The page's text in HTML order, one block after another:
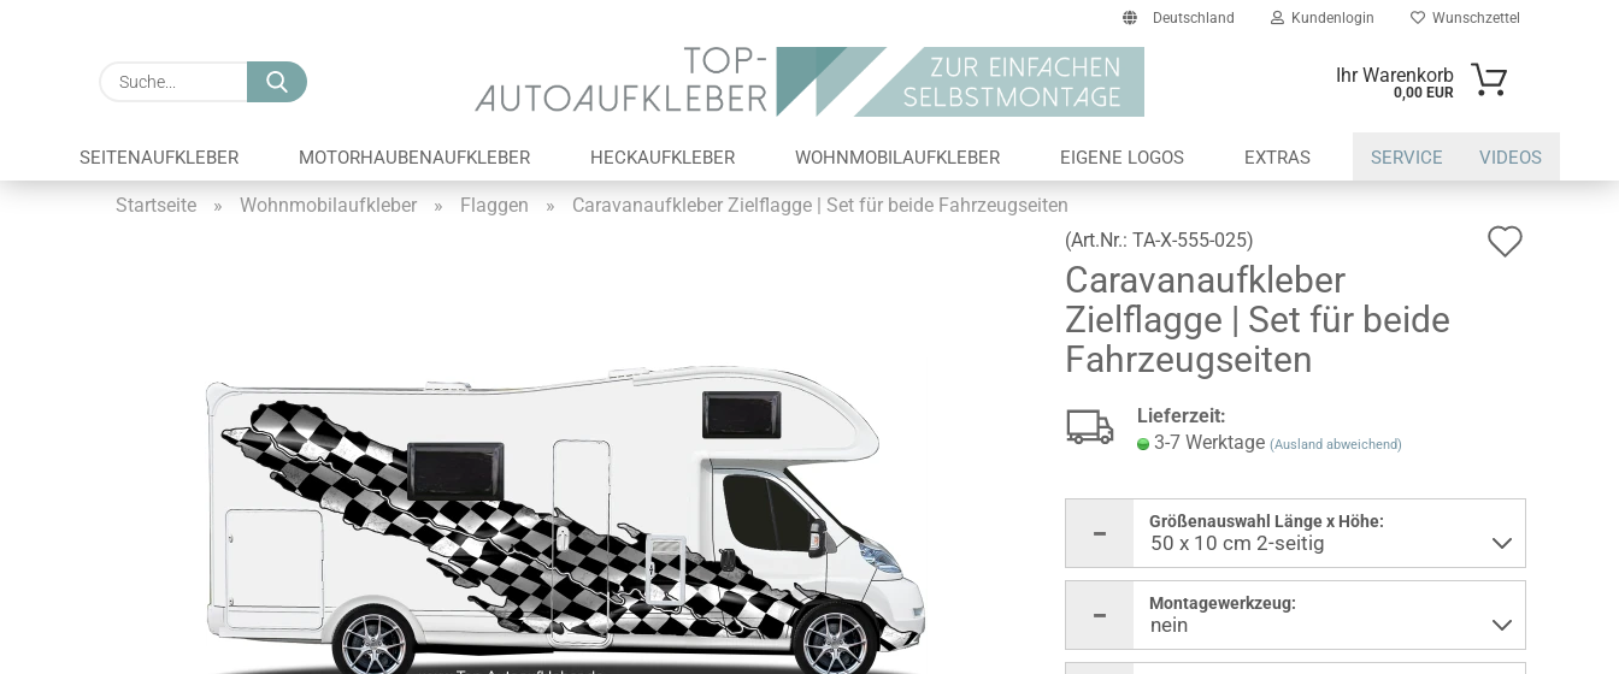
Deutschland
Lieferland
Kundenlogin
Passwort
Konto erstellen
Passwort vergessen?
Wunschzettel
Suche... Ihr Warenkorb
0,00 EUR
SEITENAUFKLEBER MOTORHAUBENAUFKLEBER HECKAUFKLEBER WOHNMOBILAUFKLEBER EIGENE LOGOS EXTRAS SERVICE VIDEOS
Startseite » Wohnmobilaufkleber » Flaggen »
Caravanaufkleber Zielflagge | Set für beide Fahrzeugseiten
(Art.Nr.: TA-X-555-025)
Caravanaufkleber
Zielflagge | Set für beide
Fahrzeugseiten
Lieferzeit:
3-7 Werktage (Ausland abweichend)
Größenauswahl Länge x Höhe:
Montagewerkzeug: